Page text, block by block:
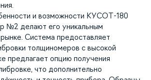
и возможности КУСОТ-180
№2 делают его уникальным
Система предоставляет
толщиномеров с высокой
предлагает опцию получения
что дополнительно